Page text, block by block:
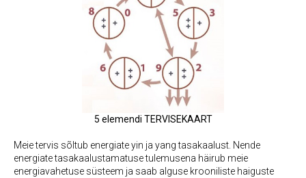
5 elemendi TERVISEKAART
Meie tervis sõltub energiate yin ja yang tasakaalust. Nende
energiate tasakaalustamatuse tulemusena häirub meie
energiavahetuse süsteem ja saab alguse krooniliste haiguste